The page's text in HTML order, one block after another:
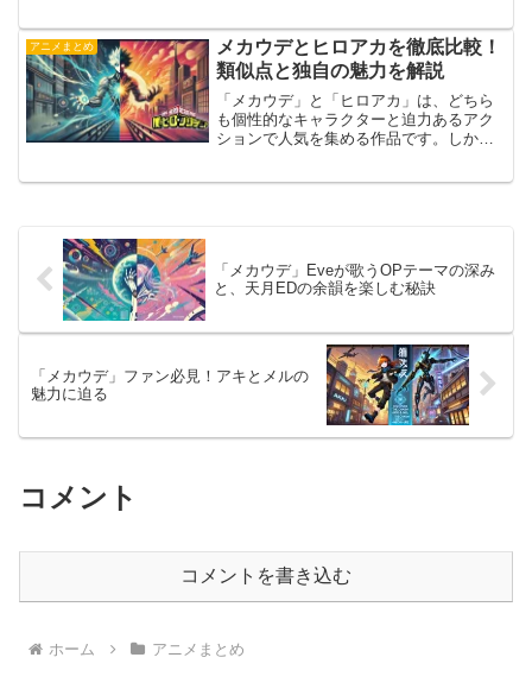
ニメーション制作は、実力派スタジオ・
亜細亜堂が担...
アニメまとめ
メカウデとヒロアカを徹底比較！
類似点と独自の魅力を解説
「メカウデ」と「ヒロアカ」は、どちら
も個性的なキャラクターと迫力あるアク
ションで人気を集める作品です。しか
「メカウデ」Eveが歌うOPテーマの深み
と、天月EDの余韻を楽しむ秘訣
「メカウデ」ファン必見！アキとメルの
魅力に迫る
コメント
コメントを書き込む
ホーム アニメまとめ